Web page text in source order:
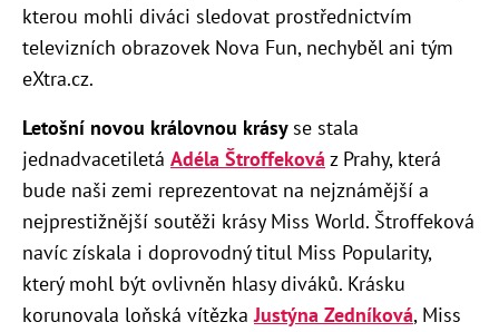
kterou mohli diváci sledovat prostřednictvím
televizních obrazovek Nova Fun, nechyběl ani tým
eXtra.cz.
Letošní novou královnou krásyse stala
jednadvacetiletá Adéla Štroffeková z Prahy, která
bude naši zemi reprezentovat na nejznámější a
nejprestižnější soutěži krásy Miss World. Štroffeková
navíc získala i doprovodný titul Miss Popularity,
který mohl být ovlivněn hlasy diváků. Krásku
korunovala loňská vítězkaJustýna Zedníková, Miss